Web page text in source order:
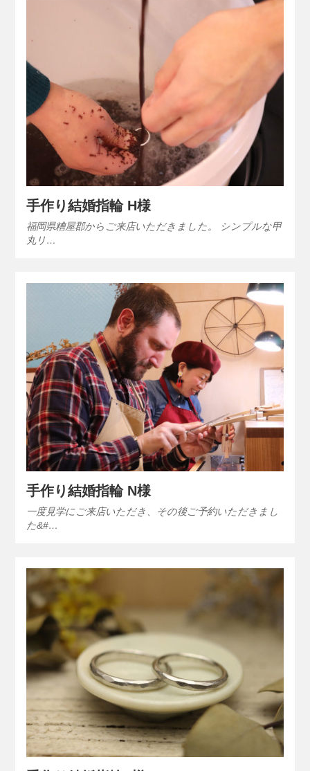
手作り結婚指輪 H様
福岡県糟屋郡からご来店いただきました。 シンプルな甲
丸リ…
手作り結婚指輪 N様
一度見学にご来店いただき、その後ご予約いただきまし
た&#…